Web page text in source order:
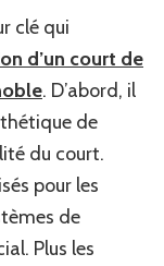
clé qui
d’un court de
. D’abord, il
de
du court.
pour les
de
Plus les